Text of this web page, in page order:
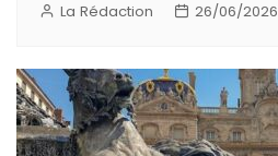
La Rédaction 26/06/2026